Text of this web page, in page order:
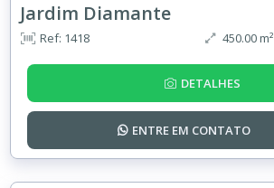
Jardim Diamante
Ref: 1418 450.00 m²
DETALHES
ENTRE EM CONTATO